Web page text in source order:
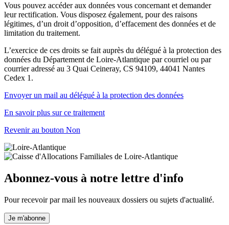
Vous pouvez accéder aux données vous concernant et demander
leur rectification. Vous disposez également, pour des raisons
légitimes, d’un droit d’opposition, d’effacement des données et de
limitation du traitement.
L’exercice de ces droits se fait auprès du délégué à la protection des
données du Département de Loire-Atlantique par courriel ou par
courrier adressé au 3 Quai Ceineray, CS 94109, 44041 Nantes
Cedex 1.
Envoyer un mail au délégué à la protection des données
En savoir plus sur ce traitement
Revenir au bouton Non
Abonnez-vous à notre lettre d'info
Pour recevoir par mail les nouveaux dossiers ou sujets d'actualité.
Je m'abonne